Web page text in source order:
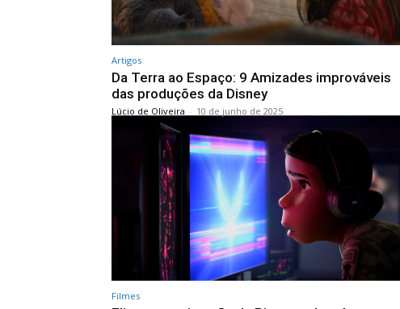
Artigos
Da Terra ao Espaço: 9 Amizades improváveis
das produções da Disney
Lúcio de Oliveira - 10 de junho de 2025
Filmes